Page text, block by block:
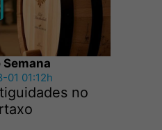
Semana
01 01:12h
no